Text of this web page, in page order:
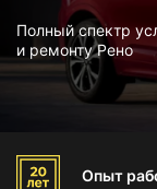
Полный спектр
и ремонту Рено
Опыт